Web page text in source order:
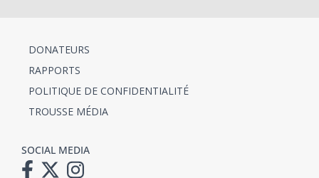
DONATEURS
RAPPORTS
POLITIQUE DE CONFIDENTIALITÉ
TROUSSE MÉDIA
SOCIAL MEDIA